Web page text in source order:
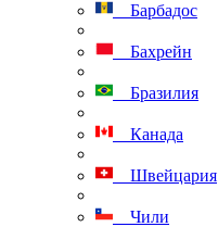
Барбадос
Бахрейн
Бразилия
Канада
Швейцария
Чили